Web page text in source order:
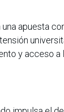
apuesta
y acceso a